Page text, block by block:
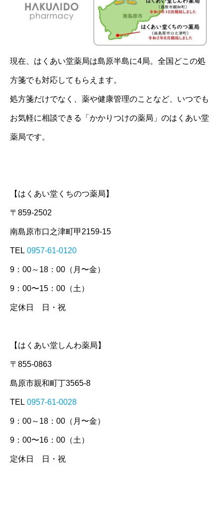
現在、はくあい堂薬局は島原半島に4局。全国どこの処
方箋でも対応してもらえます。
処方箋だけでなく、薬や健康管理のことなど、いつでも
お気軽に相談できる「かかりつけの薬局」のはくあい堂
薬局です。
【はくあい堂くちのつ薬局】
〒859-2502
南島原市口之津町甲2159-15
TEL 0957-61-0120
9：00～18：00（月〜金）
9：00〜15：00（土）
定休日 日・祝
【はくあい堂しんわ薬局】
〒855-0863
島原市親和町丁3565-8
TEL 0957-61-0028
9：00～18：00（月〜金）
9：00〜16：00（土）
定休日 日・祝